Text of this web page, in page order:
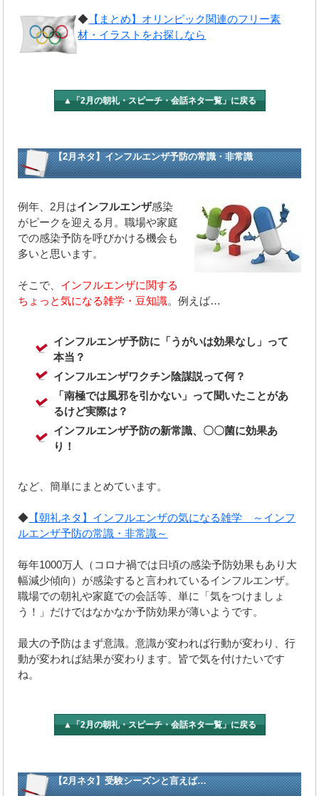
◆ 【まとめ】オリンピック関連のフリー素
材・イラストをお探しなら
▲「2月の朝礼・スピーチ・会話ネタ一覧」に戻る
【2月ネタ】インフルエンザ予防の常識・非常識
例年、2月はインフルエンザ感染
がピークを迎える月。職場や家庭
での感染予防を呼びかける機会も
多いと思います。
そこで、 インフルエンザに関する
ちょっと気になる雑学・豆知識。例えば…
インフルエンザ予防に「うがいは効果なし」って
本当？
インフルエンザワクチン陰謀説って何？
「南極では風邪を引かない」って聞いたことがあ
るけど実際は？
インフルエンザ予防の新常識、〇〇菌に効果あ
り！
など、簡単にまとめています。
◆ 【朝礼ネタ】インフルエンザの気になる雑学 ～インフ
ルエンザ予防の常識・非常識～
毎年1000万人（コロナ禍では日頃の感染予防効果もあり大
幅減少傾向）が感染すると言われているインフルエンザ。
職場での朝礼や家庭での会話等、単に「気をつけましょ
う！」だけではなかなか予防効果が薄いようです。
最大の予防はまず意識。意識が変われば行動が変わり、行
動が変われば結果が変わります。皆で気を付けたいです
ね。
▲「2月の朝礼・スピーチ・会話ネタ一覧」に戻る
【2月ネタ】受験シーズンと言えば…